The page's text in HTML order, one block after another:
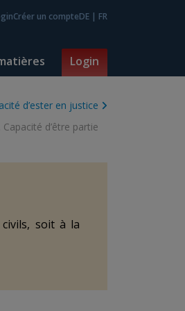
Créer un compteDE | FR
Login
d’ester en justice
Capacité d’être partie
soit à la